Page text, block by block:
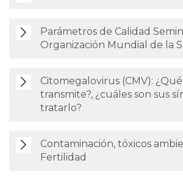
Parámetros de Calidad
Organización Mundial de la
Citomegalovirus (CMV): ¿Qué
transmite?, ¿cuáles son sus
tratarlo?
Contaminación, tóxicos
Fertilidad